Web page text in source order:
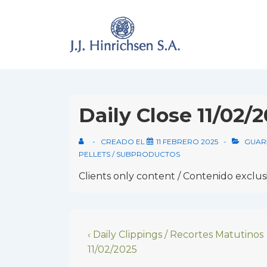
Daily Close 11/02/
CREADO EL 11 FEBRERO 2025
PELLETS / SUBPRODUCTOS
Clients only content / Contenido
Navegación
de
Previous
Post
‹ Daily Clippings / Recortes Matutinos
11/02/2025